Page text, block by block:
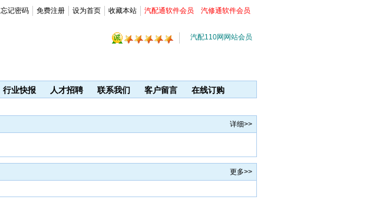
汽配110网网站会员
忘记密码 免费注册 设为首页 收藏本站 汽配通软件会员 汽修通软件会员
行业快报 人才招聘 联系我们 客户留言 在线订购
详细>>
更多>>